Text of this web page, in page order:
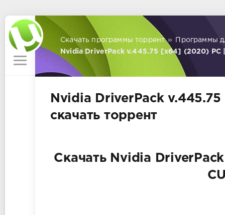
Скачать программы торрент »
Программы
Nvidia DriverPack v.445.75 [x64] (2020) PC |
Nvidia DriverPack
скачать торрент
Скачать Nvidia